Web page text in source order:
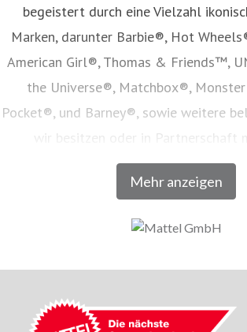
Mehr anzeigen
begeistert durch eine Vielzahl
Marken, darunter Barbie®, Hot
American Girl®, Thomas & Friends™,
the Universe®, Matchbox®,
Pocket®, und Barney®, sowie weitere
wir besitzen oder in Partnerschaft
Unterhaltungsunternehmen
umfasst Spielwaren, Film- und
in Zusammenarbeit mit den
Mattel Generationen dazu, den Zauber